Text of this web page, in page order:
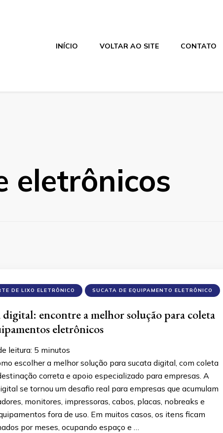
INÍCIO VOLTAR AO SITE CONTATO
eletrônicos
DE LIXO ELETRÔNICO SUCATA DE EQUIPAMENTO ELETRÔNICO
digital: encontre a melhor solução para coleta
eletrônicos
leitura: 5 minutos
escolher a melhor solução para sucata digital, com coleta
correta e apoio especializado para empresas. A
se tornou um desafio real para empresas que acumulam
monitores, impressoras, cabos, placas, nobreaks e
fora de uso. Em muitos casos, os itens ficam
por meses, ocupando espaço e …